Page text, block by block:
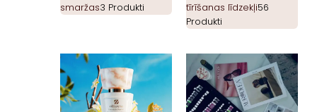
smaržas3 Produkti
tīrīšanas līdzekļi56
Produkti